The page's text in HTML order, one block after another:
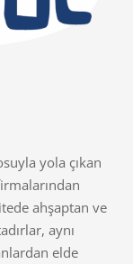
yola çıkan
ahşaptan ve
aynı
elde